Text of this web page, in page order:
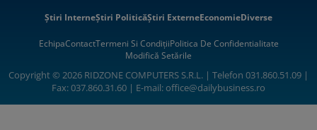
Știri InterneȘtiri PoliticăȘtiri ExterneEconomieDiverse
EchipaContactTermeni Si CondițiiPolitica De Confidentialitate
Modifică Setările
Copyright © 2026 RIDZONE COMPUTERS S.R.L. | Telefon 031.860.51.09 |
Fax: 037.860.31.60 | E-mail:office@dailybusiness.ro